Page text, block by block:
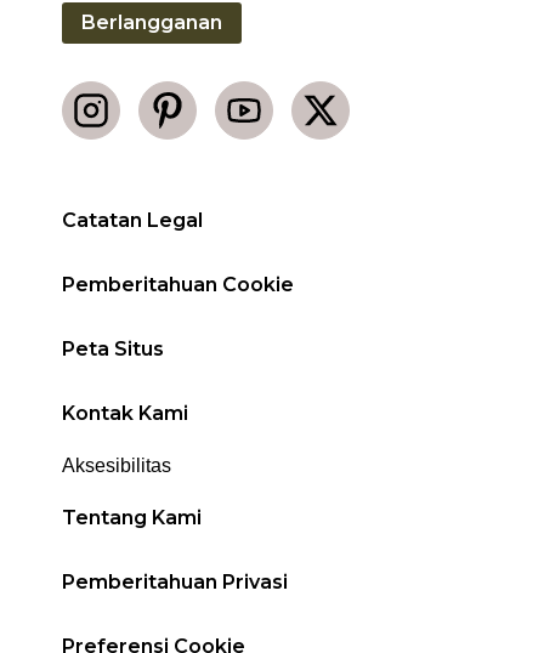
Catatan Legal
Pemberitahuan Cookie
Peta Situs
Kontak Kami
Aksesibilitas
Tentang Kami
Pemberitahuan Privasi
Preferensi Cookie
Berlangganan